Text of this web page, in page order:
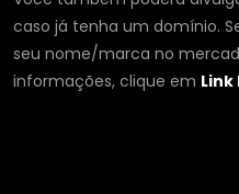
caso já tenha um domínio.
seu nome/marca no
informações, clique em